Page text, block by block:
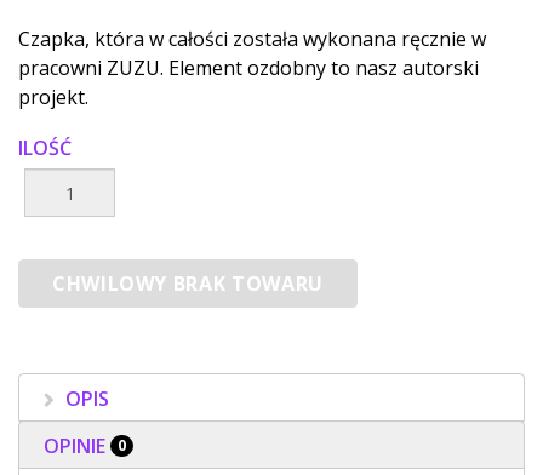
Czapka, która w całości została wykonana ręcznie w
pracowni ZUZU. Element ozdobny to nasz autorski
projekt.
ILOŚĆ
OPIS
OPINIE
0